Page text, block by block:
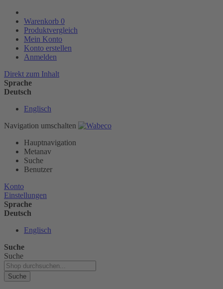
Warenkorb 0
Produktvergleich
Mein Konto
Konto erstellen
Anmelden
Direkt zum Inhalt
Sprache
Deutsch
Englisch
Navigation umschalten
Hauptnavigation
Metanav
Suche
Benutzer
Konto
Einstellungen
Sprache
Deutsch
Englisch
Suche
Suche
Suche